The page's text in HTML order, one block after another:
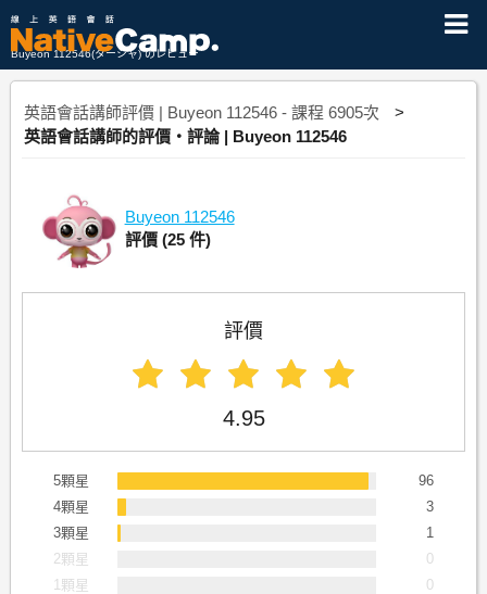
Buyeon 112546(ターシャ) のレビュー
英語會話講師評價 | Buyeon 112546 - 課程 6905次
英語會話講師的評價・評論 | Buyeon 112546
Buyeon 112546
評價 (25 件)
評價
4.95
5顆星
96
4顆星
3
3顆星
1
2顆星
0
1顆星
0